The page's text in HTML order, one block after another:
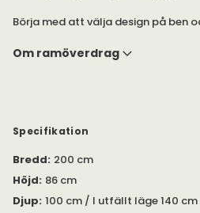
Börja med att välja design på ben
Välj tyg och om du önskar fast-
- medium.
Observera att på bilderna visas
ramöverdrag som ej ingår, välj till
rekommenderade produkter. Utan
stommen synas. Ramöverdrag till
Om ramöverdrag
Specifikation
Bredd: 200 cm
Höjd: 86 cm
Djup: 100 cm / I utfällt läge 140 cm